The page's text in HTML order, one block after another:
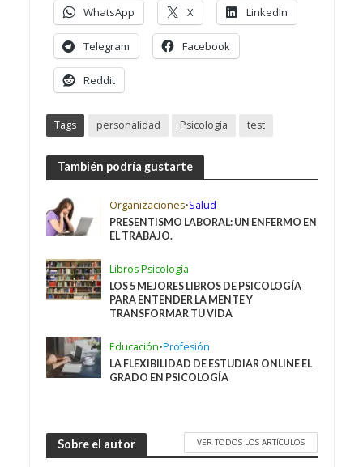
WhatsApp X LinkedIn
Telegram Facebook
Reddit
Tags personalidad Psicología test
También podría gustarte
Organizaciones•Salud
PRESENTISMO LABORAL: UN ENFERMO EN
EL TRABAJO.
Libros Psicología
LOS 5 MEJORES LIBROS DE PSICOLOGÍA
PARA ENTENDER LA MENTE Y
TRANSFORMAR TU VIDA
Educación•Profesión
LA FLEXIBILIDAD DE ESTUDIAR ONLINE EL
GRADO EN PSICOLOGÍA
Sobre el autor VER TODOS LOS ARTÍCULOS